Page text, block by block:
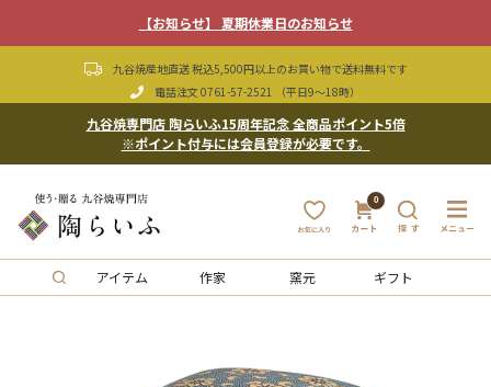
【お知らせ】 夏期休業日のお知らせ
九谷焼産地直送 税込5,500円以上のお買い物で送料無料です
電話注文 0761-57-2521 （平日9〜18時）
九谷焼専門店 陶らいふ15周年記念 全商品ポイント5倍
※ポイント付与には会員登録が必要です。
0
アイテム 作家 窯元 ギフト